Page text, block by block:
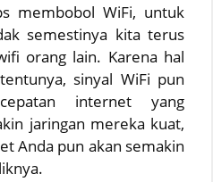
membobol WiFi, untuk
semestinya kita terus
orang lain. Karena hal
sinyal WiFi pun
internet yang
jaringan mereka kuat,
Anda pun akan semakin